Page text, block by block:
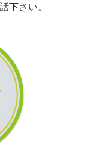
下さい。